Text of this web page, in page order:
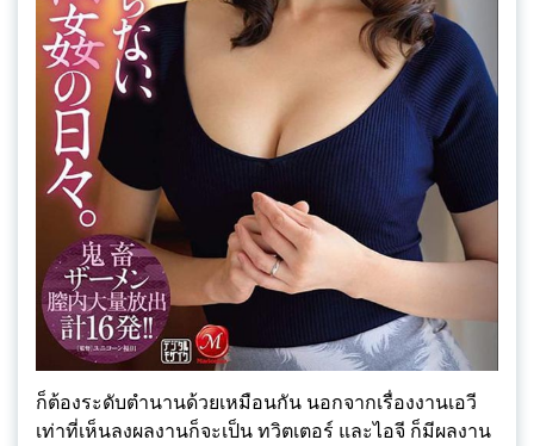
ก็ต้องระดับตำนานด้วยเหมือนกัน นอกจากเรื่องงานเอวี
เท่าที่เห็นลงผลงานก็จะเป็น ทวิตเตอร์ และไอจี ก็มีผลงาน